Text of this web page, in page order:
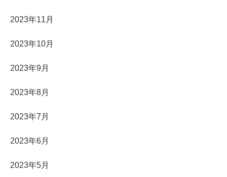
2023年11月
2023年10月
2023年9月
2023年8月
2023年7月
2023年6月
2023年5月